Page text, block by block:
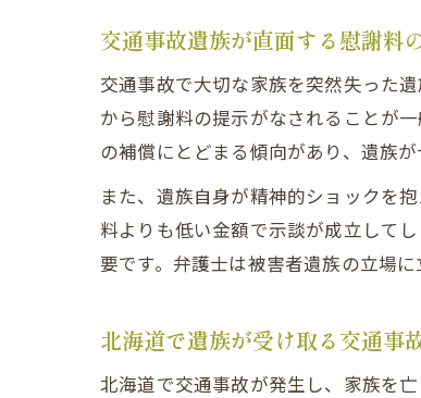
交通事故遺族が直面する慰謝料
交通事故で大切な家族を突然失った
から慰謝料の提示がなされることが
の補償にとどまる傾向があり、遺族
また、遺族自身が精神的ショックを
料よりも低い金額で示談が成立して
要です。弁護士は被害者遺族の立場
北海道で遺族が受け取る交通事
北海道で交通事故が発生し、家族を